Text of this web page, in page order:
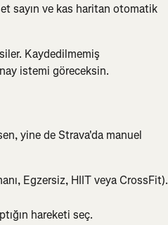
sayın ve kas haritan otomatik
Kaydedilmemiş
istemi göreceksin.
yine de Strava'da manuel
Egzersiz, HIIT veya CrossFit).
hareketi seç.